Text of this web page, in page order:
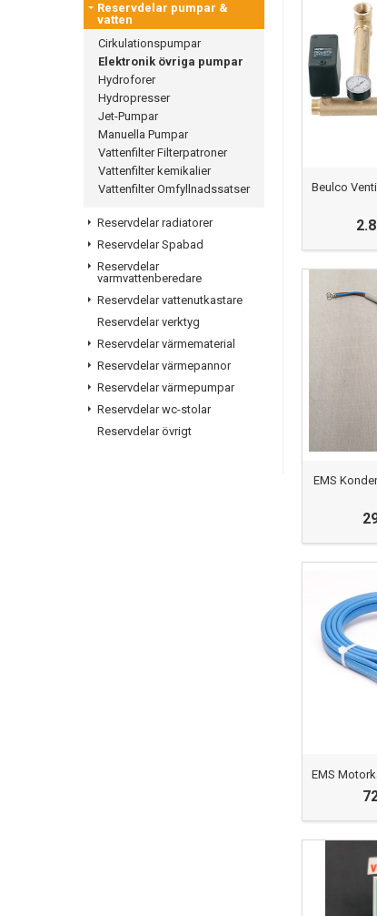
Reservdelar pumpar &
vatten
Cirkulationspumpar
Elektronik övriga pumpar
Hydroforer
Hydropresser
Jet-Pumpar
Manuella Pumpar
Vattenfilter Filterpatroner
Vattenfilter kemikalier
Vattenfilter Omfyllnadssatser
Reservdelar radiatorer
Reservdelar Spabad
Reservdelar
varmvattenberedare
Reservdelar vattenutkastare
Reservdelar verktyg
Reservdelar värmematerial
Reservdelar värmepannor
Reservdelar värmepumpar
Reservdelar wc-stolar
Reservdelar övrigt
Beulco
EMS
EMS